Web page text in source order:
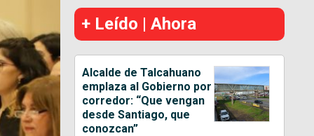
+ Leído | Ahora
Alcalde de Talcahuano
emplaza al Gobierno por
corredor: “Que vengan
desde Santiago, que
conozcan”